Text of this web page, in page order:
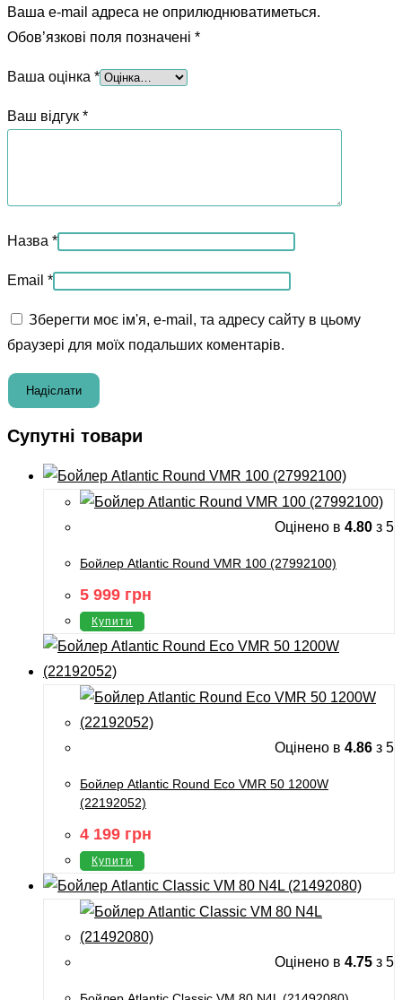
Ваша e-mail адреса не оприлюднюватиметься.
Обов’язкові поля позначені *
Ваша оцінка *
Ваш відгук *
Назва *
Email *
Зберегти моє ім'я, e-mail, та адресу сайту в цьому
браузері для моїх подальших коментарів.
Супутні товари
Оцінено в 4.80 з 5
Бойлер Atlantic Round VMR 100 (27992100)
5 999 грн
Купити
Оцінено в 4.86 з 5
Бойлер Atlantic Round Eco VMR 50 1200W
(22192052)
4 199 грн
Купити
Оцінено в 4.75 з 5